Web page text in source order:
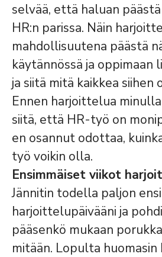
selvää, että haluan
HR:n parissa. Näin
mahdollisuutena päästä
käytännössä ja oppimaan
ja siitä mitä kaikkea siihen
Ennen harjoittelua
siitä, että HR-työ on
en osannut odottaa,
työ voikin olla.
Ensimmäiset viikot
Jännitin todella paljon
harjoittelupäivääni ja
pääsenkö mukaan
mitään. Lopulta